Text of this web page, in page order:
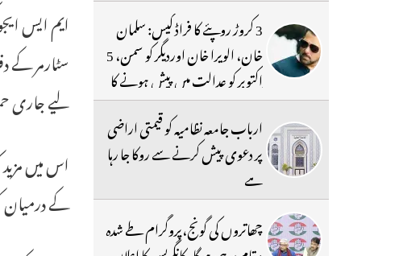
ایم ایس
سٹارمر کے
لیے جاری
اس میں
کے
3 کروڑ روپئے کا فراڈ کیس: سلمان
خان، الویرا خان اوردیگر کو سمن، 5
اکتوبر کو عدالت میں پیش ہونے کا
حکم
ارباب جامعہ نظامیہ کو قیمتی اراضی
پر دعوی پیش کرنے سے روکا جا رہا
ہے
چھاتروں کی گونج،پروگرام طے شدہ